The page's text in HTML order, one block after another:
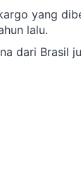
yang
lalu.
dari Brasil